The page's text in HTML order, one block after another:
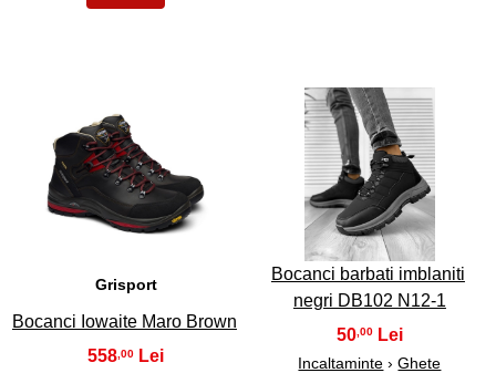
3
Grisport
Bocanci Iowaite Maro Brown
558 ,00
4
Bocanci barbati imblaniti
negri DB102 N12-1
50,00
Incaltaminte ›Ghete